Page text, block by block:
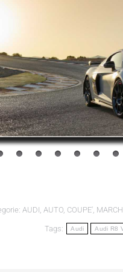
AUDI, AUTO, COUPE',
Tags: Audi Audi R8